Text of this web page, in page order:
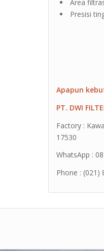
Area
Presisi
Apapun
PT. DWI
Factory :
17530
WhatsApp :
Phone : (021)